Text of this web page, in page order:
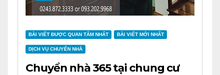
BÀI VIẾT ĐƯỢC QUAN TÂM NHẤT BÀI VIẾT MỚI NHẤT
DỊCH VỤ CHUYỂN NHÀ
Chuyển nhà 365 tại chung cư